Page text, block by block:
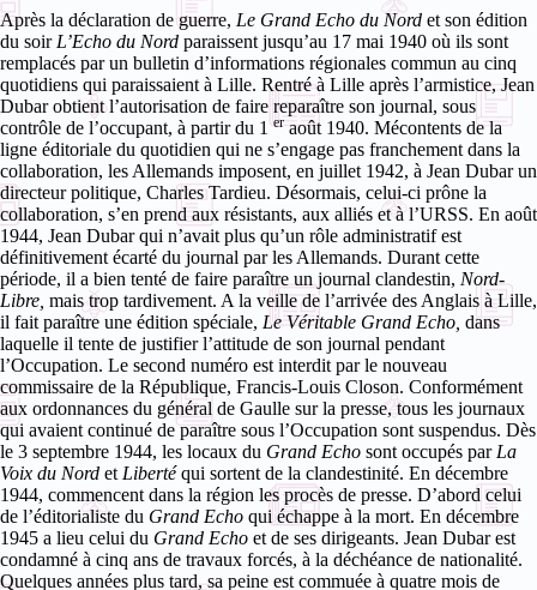
Après la déclaration de guerre, Le Grand Echo du Nord et son édition
du soir L’Echo du Nord paraissent jusqu’au 17 mai 1940 où ils sont
remplacés par un bulletin d’informations régionales commun au cinq
quotidiens qui paraissaient à Lille. Rentré à Lille après l’armistice, Jean
Dubar obtient l’autorisation de faire reparaître son journal, sous
contrôle de l’occupant, à partir du 1 er août 1940. Mécontents de la
ligne éditoriale du quotidien qui ne s’engage pas franchement dans la
collaboration, les Allemands imposent, en juillet 1942, à Jean Dubar un
directeur politique, Charles Tardieu. Désormais, celui-ci prône la
collaboration, s’en prend aux résistants, aux alliés et à l’URSS. En août
1944, Jean Dubar qui n’avait plus qu’un rôle administratif est
définitivement écarté du journal par les Allemands. Durant cette
période, il a bien tenté de faire paraître un journal clandestin, Nord-
Libre, mais trop tardivement. A la veille de l’arrivée des Anglais à Lille,
il fait paraître une édition spéciale, Le Véritable Grand Echo, dans
laquelle il tente de justifier l’attitude de son journal pendant
l’Occupation. Le second numéro est interdit par le nouveau
commissaire de la République, Francis-Louis Closon. Conformément
aux ordonnances du général de Gaulle sur la presse, tous les journaux
qui avaient continué de paraître sous l’Occupation sont suspendus. Dès
le 3 septembre 1944, les locaux du Grand Echo sont occupés par La
Voix du Nord et Liberté qui sortent de la clandestinité. En décembre
1944, commencent dans la région les procès de presse. D’abord celui
de l’éditorialiste du Grand Echo qui échappe à la mort. En décembre
1945 a lieu celui du Grand Echo et de ses dirigeants. Jean Dubar est
condamné à cinq ans de travaux forcés, à la déchéance de nationalité.
Quelques années plus tard, sa peine est commuée à quatre mois de